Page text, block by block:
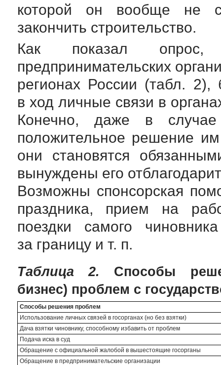
которой он вообще не
закончить строительство.
Как показал опрос,
предпринимательских
регионах России (табл. 2),
в ход личные связи в
Конечно, даже в
положительное решение
они становятся
вынуждены его
Возможны спонсорская
праздника, прием на
поездки самого
за границу и т. п.
Таблица 2. Способы
бизнес) проблем с
Способы решения проблем
Использование личных связей в госорганах (но без взятки)
Дача взятки чиновнику, способному избавить от проблем
Подача иска в суд
Обращение с официальной жалобой в вышестоящие госорганы
Обращение в предпринимательские организации